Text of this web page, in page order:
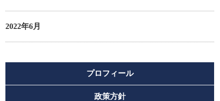
2022年6月
プロフィール
政策方針